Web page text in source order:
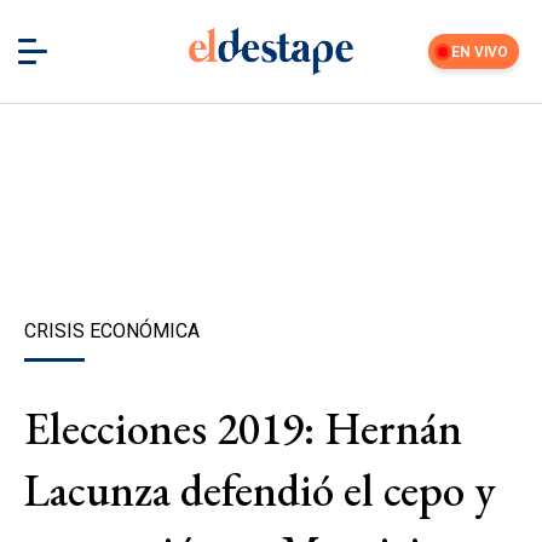
EN VIVO
CRISIS ECONÓMICA
Elecciones 2019: Hernán
Lacunza defendió el cepo y